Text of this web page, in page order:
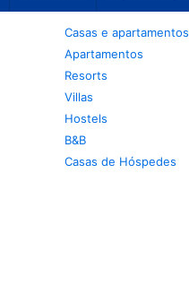
Casas e apartamentos
Apartamentos
Resorts
Villas
Hostels
B&B
Casas de Hóspedes